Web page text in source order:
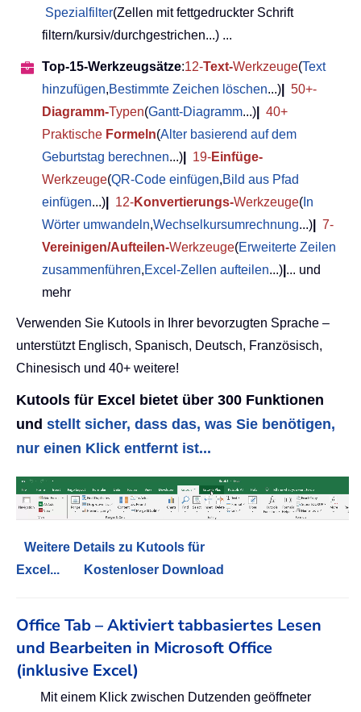
Spezialfilter(Zellen mit fettgedruckter Schrift
filtern/kursiv/durchgestrichen...) ...
Top-15-Werkzeugsätze:12-Text-Werkzeuge(Text
hinzufügen,Bestimmte Zeichen löschen...)
50+-
Diagramm-Typen(Gantt-Diagramm...)
40+
Praktische Formeln(Alter basierend auf dem
Geburtstag berechnen...) 19-Einfüge-
Werkzeuge(QR-Code einfügen,Bild aus Pfad
einfügen...) 12-Konvertierungs-Werkzeuge( In
Wörter umwandeln,Wechselkursumrechnung...)
7-
Vereinigen/Aufteilen-Werkzeuge(Erweiterte Zeilen
zusammenführen,Excel-Zellen aufteilen...) ... und
mehr
Verwenden Sie Kutools in Ihrer bevorzugten Sprache –
unterstützt Englisch, Spanisch, Deutsch, Französisch,
Chinesisch und 40+ weitere!
Kutools für Excel bietet über 300 Funktionen
und stellt sicher, dass das, was Sie benötigen,
nur einen Klick entfernt ist...
Weitere Details zu Kutools für
Excel...
Kostenloser Download
Office Tab – Aktiviert tabbasiertes Lesen
und Bearbeiten in Microsoft Office
(inklusive Excel)
Mit einem Klick zwischen Dutzenden geöffneter